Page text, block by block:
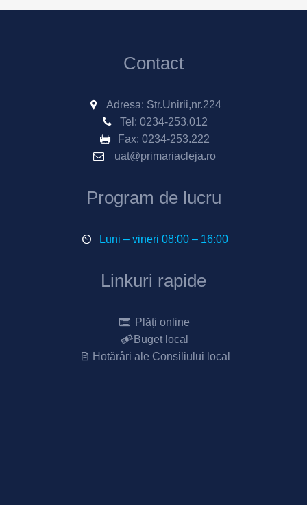
Contact
Adresa: Str.Unirii,nr.224
Tel: 0234-253.012
Fax: 0234-253.222
uat@primariacleja.ro
Program de lucru
Luni – vineri 08:00 – 16:00
Linkuri rapide
Plăți online
Buget local
Hotărâri ale Consiliului local